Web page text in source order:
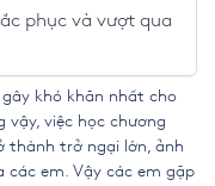
phục và vượt qua
khó khăn nhất cho
vậy, việc học chương
thành trở ngại lớn, ảnh
các em. Vậy các em gặp